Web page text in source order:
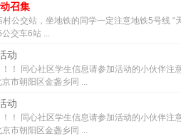
召集
公交站，坐地铁的同学一定注意地铁5号线 “
交车6站 ...
动
！ 同心社区学生信息请参加活动的小伙伴注
市朝阳区金盏乡同 ...
动
！ 同心社区学生信息请参加活动的小伙伴注
市朝阳区金盏乡同 ...